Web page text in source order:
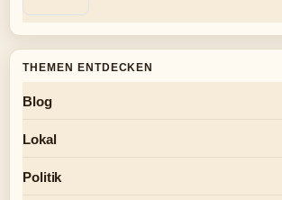
THEMEN ENTDECKEN
Blog
Lokal
Politik